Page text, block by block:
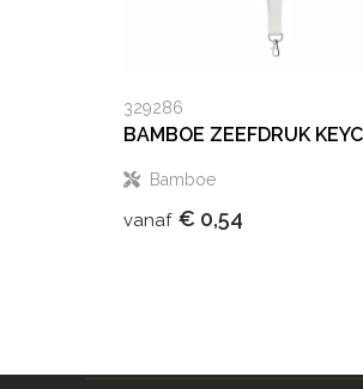
329286
BAMBOE ZEEFDRUK
Bamboe
vanaf € 0,54